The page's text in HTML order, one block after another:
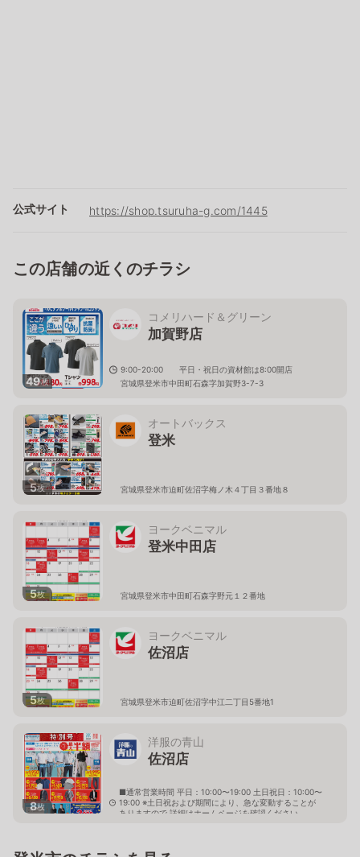
公式サイト https://shop.tsuruha-g.com/1445
この店舗の近くのチラシ
49枚
コメリハード＆グリーン
加賀野店
9:00-20:00 平日・祝日の資材館は8:00開店
宮城県登米市中田町石森字加賀野3-7-3
5枚
オートバックス
登米
宮城県登米市迫町佐沼字梅ノ木４丁目３番地８
5枚
ヨークベニマル
登米中田店
宮城県登米市中田町石森字野元１２番地
5枚
ヨークベニマル
佐沼店
宮城県登米市迫町佐沼字中江二丁目5番地1
8枚
洋服の青山
佐沼店
■通常営業時間 平日：10:00〜19:00 土日祝日：10:00〜
19:00 ※土日祝および期間により、急な変動することが
ありますので 詳細はホームページを確認ください